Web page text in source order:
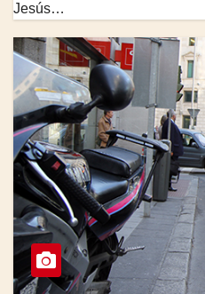
Jesús…